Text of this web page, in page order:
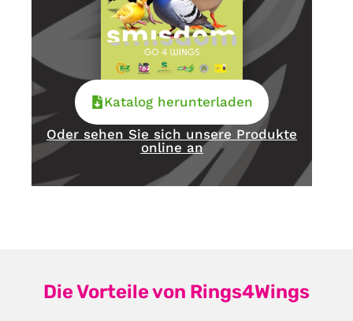
Katalog herunterladen
Oder sehen Sie sich unsere Produkte
online an
Die Vorteile von Rings4Wings